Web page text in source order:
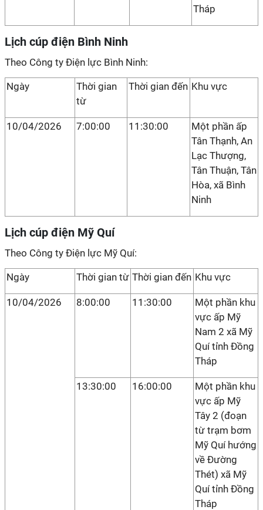
Tháp
Lịch cúp điện Bình Ninh
Theo Công ty Điện lực Bình Ninh:
Ngày
Thời gian
từ
Thời gian đến Khu vực
10/04/2026 7:00:00 11:30:00
Một phần ấp
Tân Thạnh, An
Lạc Thượng,
Tân Thuận, Tân
Hòa, xã Bình
Ninh
Lịch cúp điện Mỹ Quí
Theo Công ty Điện lực Mỹ Quí:
Ngày Thời gian từ Thời gian đến Khu vực
10/04/2026 8:00:00 11:30:00
Một phần khu
vực ấp Mỹ
Nam 2 xã Mỹ
Quí tỉnh Đồng
Tháp
13:30:00 16:00:00
Một phần khu
vực ấp Mỹ
Tây 2 (đoạn
từ trạm bơm
Mỹ Quí hướng
về Đường
Thét) xã Mỹ
Quí tỉnh Đồng
Tháp